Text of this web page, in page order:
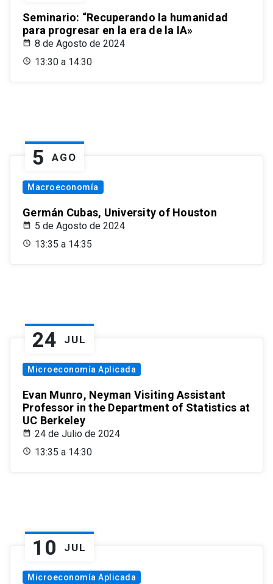
Seminario: “Recuperando la humanidad
para progresar en la era de la IA»
8 de Agosto de 2024
13:30 a 14:30
5 AGO
Macroeconomía
Germán Cubas, University of Houston
5 de Agosto de 2024
13:35 a 14:35
24 JUL
Microeconomía Aplicada
Evan Munro, Neyman Visiting Assistant
Professor in the Department of Statistics at
UC Berkeley
24 de Julio de 2024
13:35 a 14:30
10 JUL
Microeconomía Aplicada